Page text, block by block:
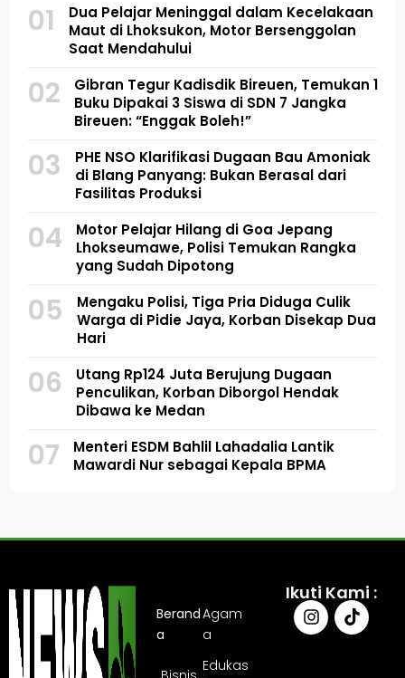
01
Dua Pelajar Meninggal dalam Kecelakaan
Maut di Lhoksukon, Motor Bersenggolan
Saat Mendahului
02
Gibran Tegur Kadisdik Bireuen, Temukan 1
Buku Dipakai 3 Siswa di SDN 7 Jangka
Bireuen: “Enggak Boleh!”
03
PHE NSO Klarifikasi Dugaan Bau Amoniak
di Blang Panyang: Bukan Berasal dari
Fasilitas Produksi
04
Motor Pelajar Hilang di Goa Jepang
Lhokseumawe, Polisi Temukan Rangka
yang Sudah Dipotong
05
Mengaku Polisi, Tiga Pria Diduga Culik
Warga di Pidie Jaya, Korban Disekap Dua
Hari
06
Utang Rp124 Juta Berujung Dugaan
Penculikan, Korban Diborgol Hendak
Dibawa ke Medan
07
Menteri ESDM Bahlil Lahadalia Lantik
Mawardi Nur sebagai Kepala BPMA
Berand
a
Agam
a
Edukas
Ikuti Kami :